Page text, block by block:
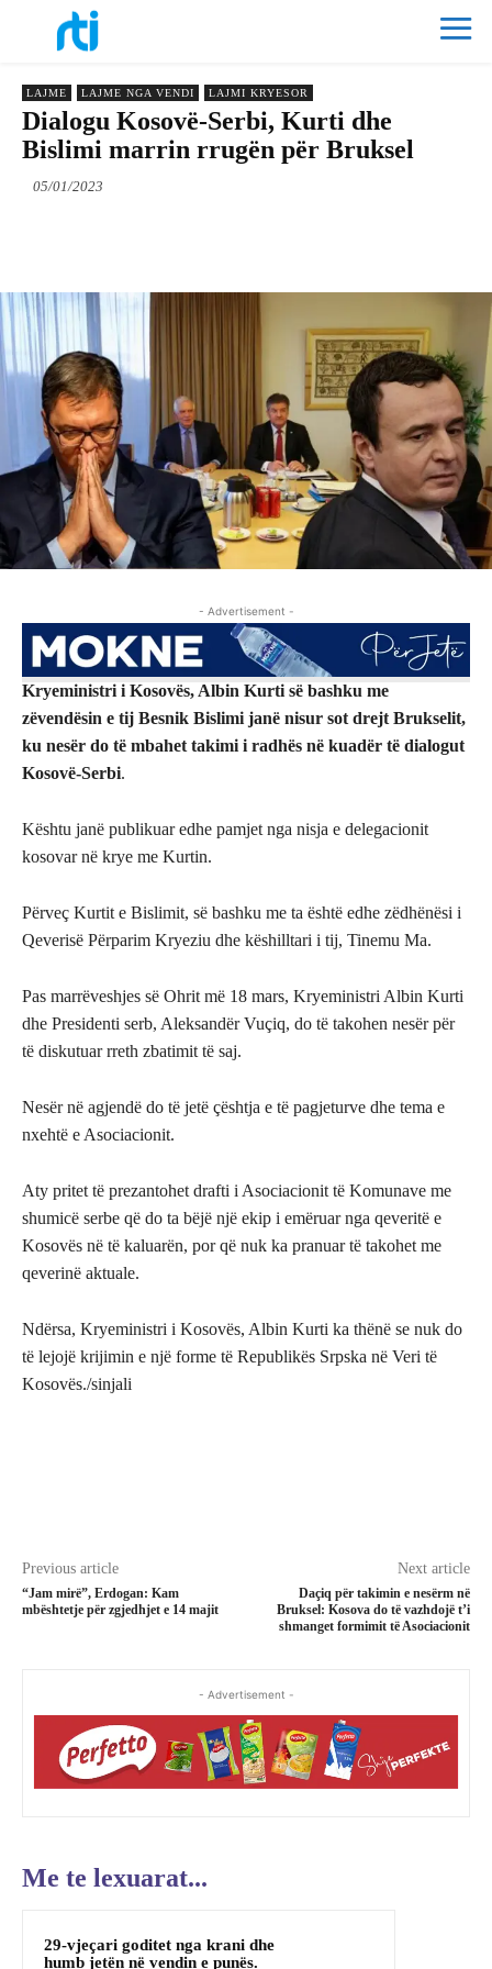
LAJME LAJME NGA VENDI LAJMI KRYESOR
Dialogu Kosovë-Serbi, Kurti dhe
Bislimi marrin rrugën për Bruksel
05/01/2023
- Advertisement -
Kryeministri i Kosovës, Albin Kurti së bashku me
zëvendësin e tij Besnik Bislimi janë nisur sot drejt Brukselit,
ku nesër do të mbahet takimi i radhës në kuadër të dialogut
Kosovë-Serbi.
Kështu janë publikuar edhe pamjet nga nisja e delegacionit
kosovar në krye me Kurtin.
Përveç Kurtit e Bislimit, së bashku me ta është edhe zëdhënësi i
Qeverisë Përparim Kryeziu dhe këshilltari i tij, Tinemu Ma.
Pas marrëveshjes së Ohrit më 18 mars, Kryeministri Albin Kurti
dhe Presidenti serb, Aleksandër Vuçiq, do të takohen nesër për
të diskutuar rreth zbatimit të saj.
Nesër në agjendë do të jetë çështja e të pagjeturve dhe tema e
nxehtë e Asociacionit.
Aty pritet të prezantohet drafti i Asociacionit të Komunave me
shumicë serbe që do ta bëjë një ekip i emëruar nga qeveritë e
Kosovës në të kaluarën, por që nuk ka pranuar të takohet me
qeverinë aktuale.
Ndërsa, Kryeministri i Kosovës, Albin Kurti ka thënë se nuk do
të lejojë krijimin e një forme të Republikës Srpska në Veri të
Kosovës./sinjali
Previous article
“Jam mirë”, Erdogan: Kam
mbështetje për zgjedhjet e 14 majit
Next article
Daçiq për takimin e nesërm në
Bruksel: Kosova do të vazhdojë t’i
shmanget formimit të Asociacionit
- Advertisement -
Me te lexuarat...
29-vjeçari goditet nga krani dhe
humb jetën në vendin e punës.